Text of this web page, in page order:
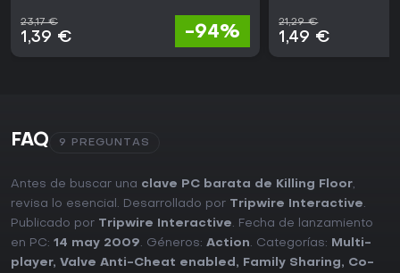
23,17 €
1,39 € -94%
21,29 €
1,49 €
FAQ 9 PREGUNTAS
Antes de buscar una clave PC barata de Killing Floor,
revisa lo esencial. Desarrollado por Tripwire Interactive.
Publicado por Tripwire Interactive. Fecha de lanzamiento
en PC: 14 may 2009. Géneros: Action. Categorías:
Multi-
player, Valve Anti-Cheat enabled , Family Sharing, Co-